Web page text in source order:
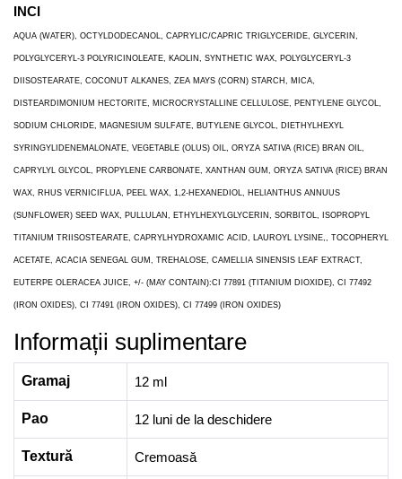
INCI
AQUA (WATER), OCTYLDODECANOL, CAPRYLIC/CAPRIC TRIGLYCERIDE, GLYCERIN,
POLYGLYCERYL-3 POLYRICINOLEATE, KAOLIN, SYNTHETIC WAX, POLYGLYCERYL-3
DIISOSTEARATE, COCONUT ALKANES, ZEA MAYS (CORN) STARCH, MICA,
DISTEARDIMONIUM HECTORITE, MICROCRYSTALLINE CELLULOSE, PENTYLENE GLYCOL,
SODIUM CHLORIDE, MAGNESIUM SULFATE, BUTYLENE GLYCOL, DIETHYLHEXYL
SYRINGYLIDENEMALONATE, VEGETABLE (OLUS) OIL, ORYZA SATIVA (RICE) BRAN OIL,
CAPRYLYL GLYCOL, PROPYLENE CARBONATE, XANTHAN GUM, ORYZA SATIVA (RICE) BRAN
WAX, RHUS VERNICIFLUA, PEEL WAX, 1,2-HEXANEDIOL, HELIANTHUS ANNUUS
(SUNFLOWER) SEED WAX, PULLULAN, ETHYLHEXYLGLYCERIN, SORBITOL, ISOPROPYL
TITANIUM TRIISOSTEARATE, CAPRYLHYDROXAMIC ACID, LAUROYL LYSINE,, TOCOPHERYL
ACETATE, ACACIA SENEGAL GUM, TREHALOSE, CAMELLIA SINENSIS LEAF EXTRACT,
EUTERPE OLERACEA JUICE, +/- (MAY CONTAIN):CI 77891 (TITANIUM DIOXIDE), CI 77492
(IRON OXIDES), CI 77491 (IRON OXIDES), CI 77499 (IRON OXIDES)
Informații suplimentare
Gramaj 12 ml
Pao 12 luni de la deschidere
Textură Cremoasă